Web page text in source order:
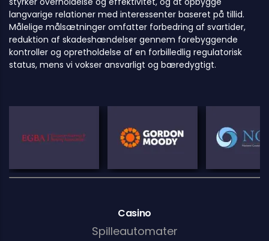
langvarige relationer med interessenter baseret på tillid.
Målelige målsætninger omfatter forbedring af svartider,
reduktion af skadeshændelser gennem forebyggende
kontroller og opretholdelse af en forbilledlig regulatorisk
status, mens vi vokser ansvarligt og bæredygtigt.
Casino
Spilleautomater